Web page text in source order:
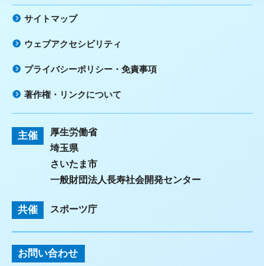
サイトマップ
ウェブアクセシビリティ
プライバシーポリシー・免責事項
著作権・リンクについて
主催
厚生労働省
埼玉県
さいたま市
一般財団法人長寿社会開発センター
共催 スポーツ庁
お問い合わせ